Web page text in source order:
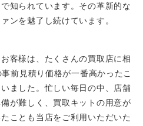
知られています。その革新的な
ンを魅了し続けています。
客様は、たくさんの買取店に相
前見積り価格が一番高かったこ
ました。忙しい毎日の中、店舗
が難しく、買取キットの用意が
ことも当店をご利用いただいた